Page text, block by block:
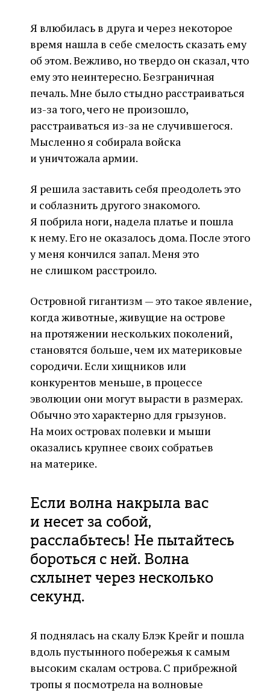
Я влюбилась в друга и через некоторое
время нашла в себе смелость сказать ему
об этом. Вежливо, но твердо он сказал, что
ему это неинтересно. Безграничная
печаль. Мне было стыдно расстраиваться
из-за того, чего не произошло,
расстраиваться из-за не случившегося.
Мысленно я собирала войска
и уничтожала армии.
Я решила заставить себя преодолеть это
и соблазнить другого знакомого.
Я побрила ноги, надела платье и пошла
к нему. Его не оказалось дома. После этого
у меня кончился запал. Меня это
не слишком расстроило.
Островной гигантизм — это такое явление,
когда животные, живущие на острове
на протяжении нескольких поколений,
становятся больше, чем их материковые
сородичи. Если хищников или
конкурентов меньше, в процессе
эволюции они могут вырасти в размерах.
Обычно это характерно для грызунов.
На моих островах полевки и мыши
оказались крупнее своих собратьев
на материке.
Если волна накрыла вас
и несет за собой,
расслабьтесь! Не пытайтесь
бороться с ней. Волна
схлынет через несколько
секунд.
Я поднялась на скалу Блэк Крейг и пошла
вдоль пустынного побережья к самым
высоким скалам острова. С прибрежной
тропы я посмотрела на волновые